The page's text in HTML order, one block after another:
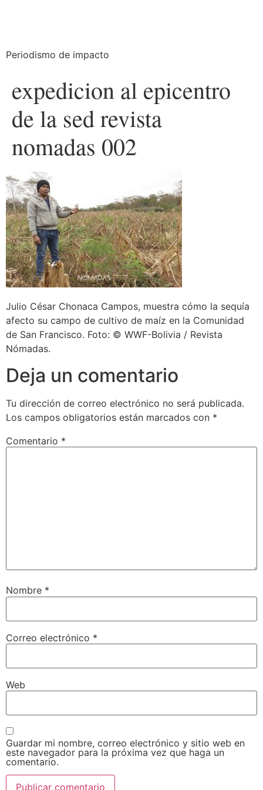
Periodismo de impacto
expedicion al epicentro
de la sed revista
nomadas 002
Julio César Chonaca Campos, muestra cómo la sequía
afecto su campo de cultivo de maíz en la Comunidad
de San Francisco. Foto: © WWF-Bolivia / Revista
Nómadas.
Deja un comentario
Tu dirección de correo electrónico no será publicada.
Los campos obligatorios están marcados con *
Comentario *
Nombre *
Correo electrónico *
Web
Guardar mi nombre, correo electrónico y sitio web en
este navegador para la próxima vez que haga un
comentario.